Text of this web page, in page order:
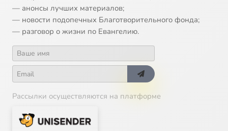
— анонсы лучших материалов;
— новости подопечных Благотворительного фонда;
— разговор о жизни по Евангелию.
Рассылки осуществляются на платформе